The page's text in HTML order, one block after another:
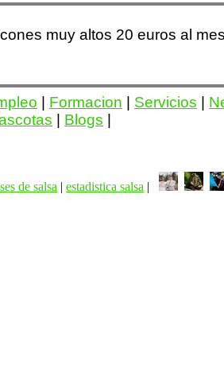
muy altos 20 euros al
Formacion Servicios
Blogs
de salsa | estadistica salsa |